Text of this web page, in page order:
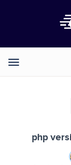
Categories
php